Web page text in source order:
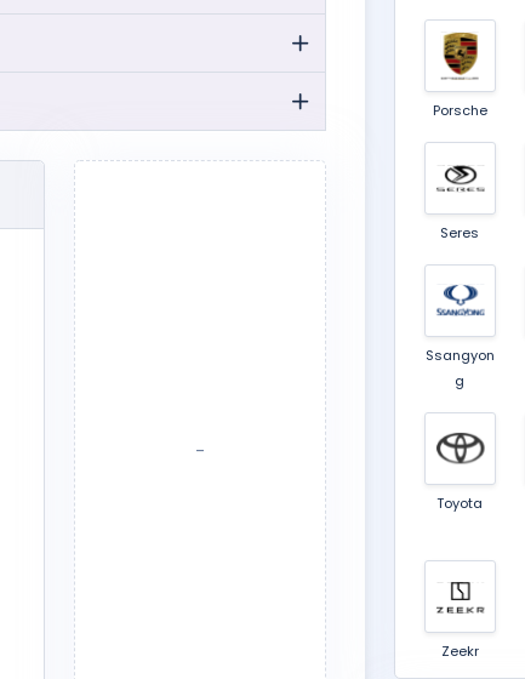
-
Porsche
Seres
Ssangyon
g
Toyota
Zeekr